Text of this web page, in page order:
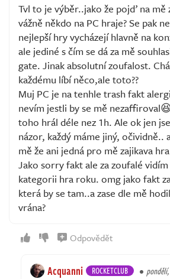
Tvl to je výběr..jako že pojď na mě
vážně někdo na PC hraje? Se pak
nejlepší hry vycházejí hlavně na
ale jediné s čím se dá za mě
gate. Jinak absolutní zoufalost.
každému líbí něco,ale toto??
Muj PC je na tenhle trash fakt
nevím jestli by se mě
toho hrál déle nez 1h. Ale ok jen
názor, každý máme jiný, očividně..
mě že ani jedná pro mě zajikava
Jako sorry fakt ale za zoufalé vidím
kategorii hra roku. omg jako fakt
která by se tam..a zase dle mě
vrána?
Odpovědět
Acquanni ROCKETCLUB